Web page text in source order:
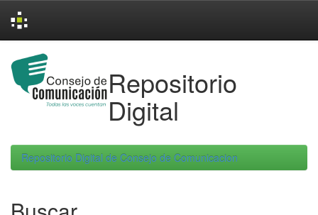
navigation
Repositorio
Digital
Repositorio Digital de Consejo de Comunicacion